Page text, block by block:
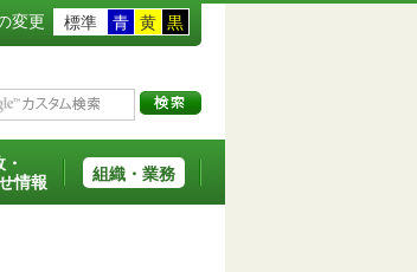
変更 標準 青 黄 黒
情報
組織・業務